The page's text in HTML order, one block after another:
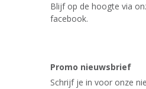
Blijf op de hoogte via
facebook.
Promo nieuwsbrief
Schrijf je in voor onze